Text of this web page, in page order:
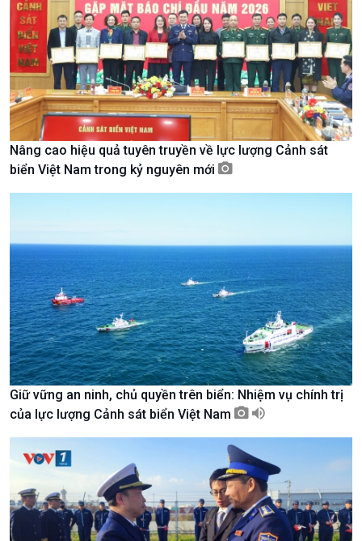
Nam
Xã hội
Tin Đời sống & Xã hội
360 độ Sức khỏe
Chuyển đổi Xanh
Tài nguyên và Môi trường
Chuyên gia của bạn
Bước chân đến trường
Khoa học & Công nghệ
Tin Khoa học & Công nghệ
Kết nối công nghệ
Sống chung với biến đổi
khí hậu
Nâng cao hiệu quả tuyên truyền về lực lượng Cảnh sát
biển Việt Nam trong kỷ nguyên mới
Giữ vững an ninh, chủ quyền trên biển: Nhiệm vụ chính trị
của lực lượng Cảnh sát biển Việt Nam